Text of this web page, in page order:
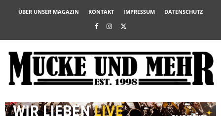
ÜBER UNSER MAGAZIN KONTAKT IMPRESSUM DATENSCHUTZ